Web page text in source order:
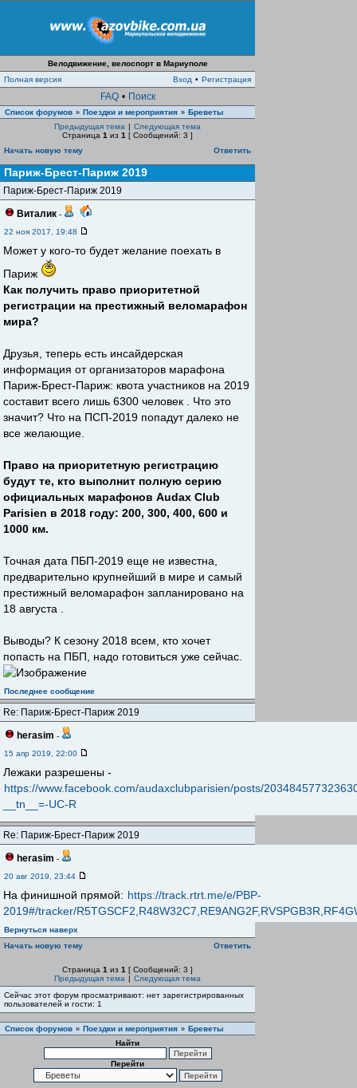
Велодвижение, велоспорт в Мариуполе
Полная версия
Вход • Регистрация
FAQ • Поиск
Список форумов » Поездки и мероприятия » Бреветы
Предыдущая тема | Следующая тема
Страница 1 из 1 [ Сообщений: 3 ]
Начать новую тему
Ответить
Париж-Брест-Париж 2019
Париж-Брест-Париж 2019
Виталик -
22 ноя 2017, 19:48
Может у кого-то будет желание поехать в
Париж
Как получить право приоритетной
регистрации на престижный веломарафон
мира?
Друзья, теперь есть инсайдерская
информация от организаторов марафона
Париж-Брест-Париж: квота участников на 2019
составит всего лишь 6300 человек . Что это
значит? Что на ПСП-2019 попадут далеко не
все желающие.
Право на приоритетную регистрацию
будут те, кто выполнит полную серию
официальных марафонов Audax Club
Parisien в 2018 году: 200, 300, 400, 600 и
1000 км.
Точная дата ПБП-2019 еще не известна,
предварительно крупнейший в мире и самый
престижный веломарафон запланировано на
18 августа .
Выводы? К сезону 2018 всем, кто хочет
попасть на ПБП, надо готовиться уже сейчас.
Последнее сообщение
Re: Париж-Брест-Париж 2019
herasim -
15 апр 2019, 22:00
Лежаки разрешены -
https://www.facebook.com/audaxclubparisien/posts/
__tn__=-UC-R
Re: Париж-Брест-Париж 2019
herasim -
20 авг 2019, 23:44
На финишной прямой: https://track.rtrt.me/e/PBP-
2019#/tracker/
Вернуться наверх
Начать новую тему
Ответить
Страница 1 из 1 [ Сообщений: 3 ]
Предыдущая тема | Следующая тема
Сейчас этот форум просматривают: нет зарегистрированных
пользователей и гости: 1
Список форумов » Поездки и мероприятия » Бреветы
Найти
Перейти